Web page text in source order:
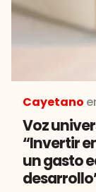
Cayetano
Voz
“Invertir
un gasto